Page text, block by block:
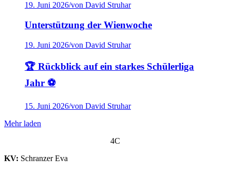
19. Juni 2026/von David Struhar
Unterstützung der Wienwoche
19. Juni 2026/von David Struhar
🏆 Rückblick auf ein starkes Schülerliga
Jahr ⚽
15. Juni 2026/von David Struhar
Mehr laden
4C
KV: Schranzer Eva